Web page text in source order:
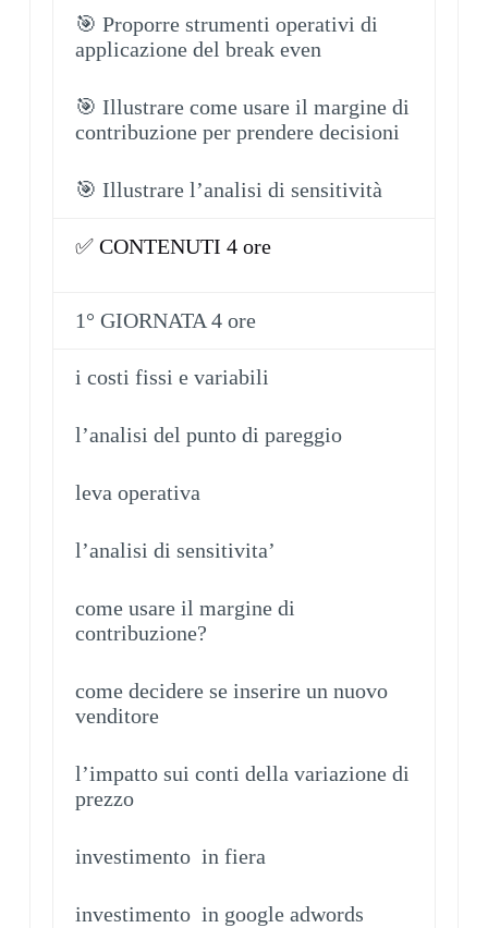
🎯 Proporre strumenti operativi di
applicazione del break even
🎯 Illustrare come usare il margine di
contribuzione per prendere decisioni
🎯 Illustrare l’analisi di sensitività
✅ CONTENUTI 4 ore
1° GIORNATA 4 ore
i costi fissi e variabili
l’analisi del punto di pareggio
leva operativa
l’analisi di sensitivita’
come usare il margine di
contribuzione?
come decidere se inserire un nuovo
venditore
l’impatto sui conti della variazione di
prezzo
investimento in fiera
investimento in google adwords